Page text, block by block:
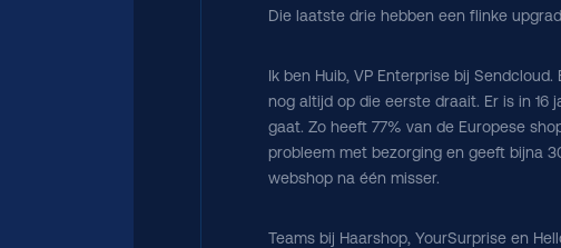
Die laatste drie hebben een flinke
Ik ben Huib, VP Enterprise bij
nog altijd op die eerste draait. Er is in
gaat. Zo heeft 77% van de Europese
probleem met bezorging en geeft bijna
webshop na één misser.
Teams bij Haarshop, YourSurprise en